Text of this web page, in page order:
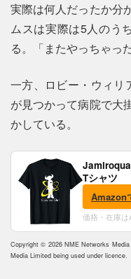
実際は何人だったか分
ムスは実際は5人のう
る。「またやっちゃっ
一方、ロビー・ウィリ
が見つかって病院で大
かしている。
Tシャツ
Amazon
価格・在庫
Copyright © 2026 NME Networks
Media Limited being used under licence.